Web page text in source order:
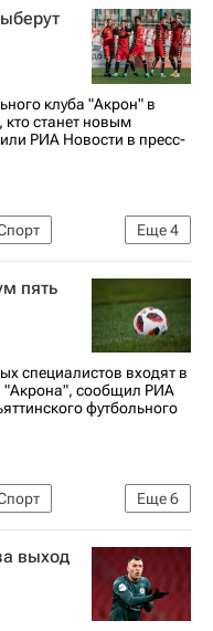
клуба "Акрон" в
станет новым
РИА Новости в пресс-
Еще4
пять
специалистов входят в
"Акрона", сообщил РИА
футбольного
Еще6
Ротор
выход